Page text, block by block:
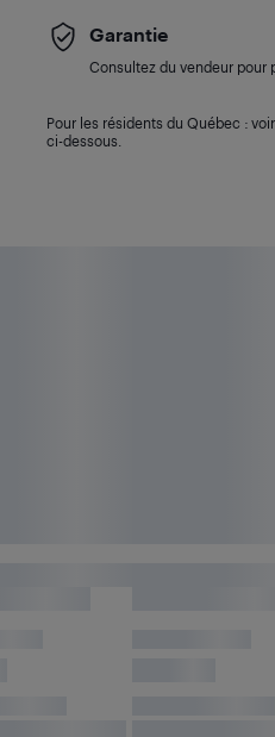
Garantie
Consultez du vendeur pour
Pour les résidents du Québec :
ci-dessous.